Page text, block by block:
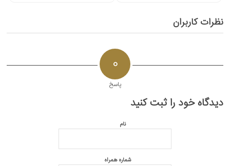
نظرات کاربران
0
پاسخ
دیدگاه خود را ثبت کنید
نام
شماره همراه